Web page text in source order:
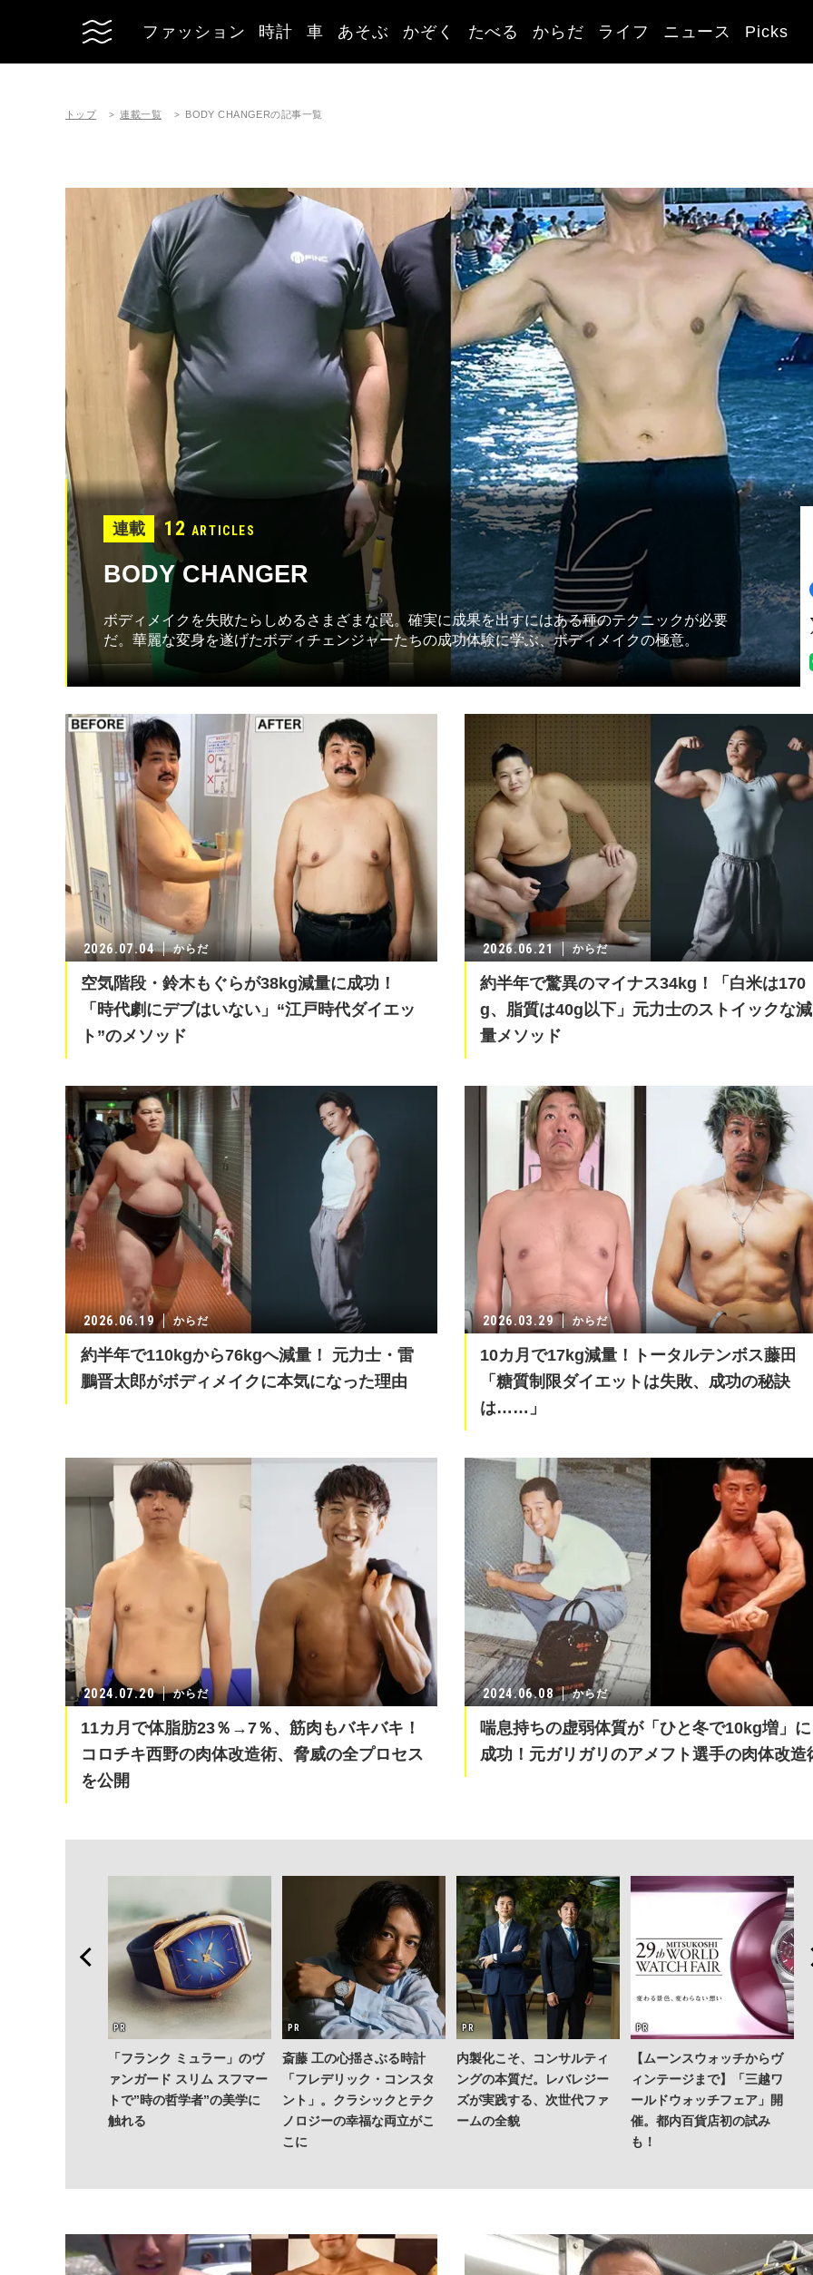
ファッション 時計 車 あそぶ かぞく たべる からだ ライフ ニュース Picks
トップ 連載一覧 BODY CHANGERの記事一覧
連載 12 ARTICLES
BODY CHANGER
ボディメイクを失敗たらしめるさまざまな罠。確実に成果を出すにはある種のテクニックが必要
だ。華麗な変身を遂げたボディチェンジャーたちの成功体験に学ぶ、ボディメイクの極意。
2026.07.04 からだ
空気階段・鈴木もぐらが38kg減量に成功！
「時代劇にデブはいない」“江戸時代ダイエッ
ト”のメソッド
2026.06.21 からだ
約半年で驚異のマイナス34kg！「白米は170
g、脂質は40g以下」元力士のストイックな減
量メソッド
2026.06.19 からだ
約半年で110kgから76kgへ減量！ 元力士・雷
鵬晋太郎がボディメイクに本気になった理由
2026.03.29 からだ
10カ月で17kg減量！トータルテンボス藤田
「糖質制限ダイエットは失敗、成功の秘訣
は……」
2024.07.20 からだ
11カ月で体脂肪23％→7％、筋肉もバキバキ！
コロチキ西野の肉体改造術、脅威の全プロセス
を公開
2024.06.08 からだ
喘息持ちの虚弱体質が「ひと冬で10kg増」に
成功！元ガリガリのアメフト選手の肉体改造
「フランク ミュラー」のヴ
ァンガード スリム スフマー
トで”時の哲学者”の美学に
触れる
斎藤 工の心揺さぶる時計
「フレデリック・コンスタ
ント」。クラシックとテク
ノロジーの幸福な両立がこ
こに
内製化こそ、コンサルティ
ングの本質だ。レバレジー
ズが実践する、次世代ファ
ームの全貌
【ムーンスウォッチからヴ
ィンテージまで】「三越ワ
ールドウォッチフェア」開
催。都内百貨店初の試み
も！